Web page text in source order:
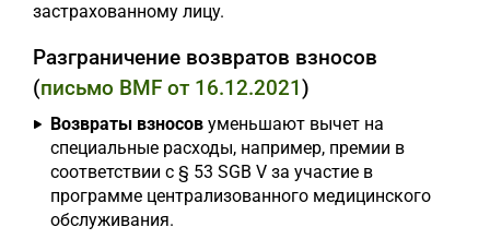
застрахованному лицу.
Разграничение возвратов взносов
(письмо BMF от 16.12.2021)
Возвраты взносов уменьшают вычет на
специальные расходы, например, премии в
соответствии с § 53 SGB V за участие в
программе централизованного медицинского
обслуживания.